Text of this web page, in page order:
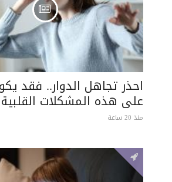
احذر تجاهل الدوار.. فقد
على هذه المشكلات القلبية
منذ 20 ساعة